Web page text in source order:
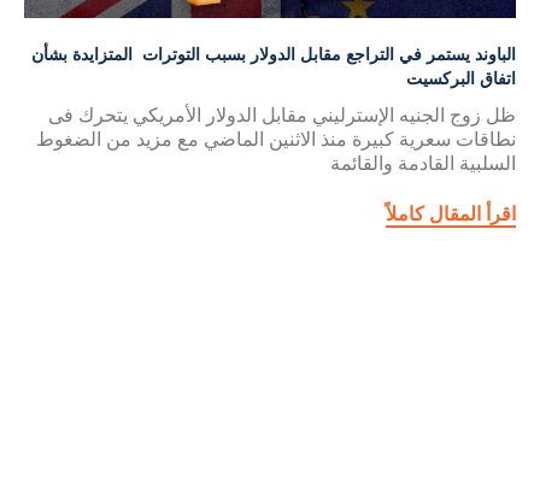
الباوند يستمر في التراجع مقابل الدولار بسبب التوترات المتزايدة بشأن
اتفاق البركسيت
ظل زوج الجنيه الإسترليني مقابل الدولار الأمريكي يتحرك فى
نطاقات سعرية كبيرة منذ الاثنين الماضي مع مزيد من الضغوط
السلبية القادمة والقائمة
اقرأ المقال كاملاً